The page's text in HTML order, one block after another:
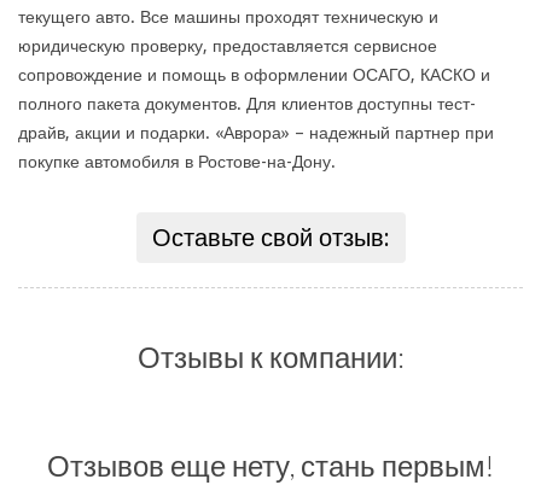
текущего авто. Все машины проходят техническую и
юридическую проверку, предоставляется сервисное
сопровождение и помощь в оформлении ОСАГО, КАСКО и
полного пакета документов. Для клиентов доступны тест-
драйв, акции и подарки. «Аврора» – надежный партнер при
покупке автомобиля в Ростове-на-Дону.
Оставьте свой отзыв:
Отзывы к компании:
Отзывов еще нету, стань первым!